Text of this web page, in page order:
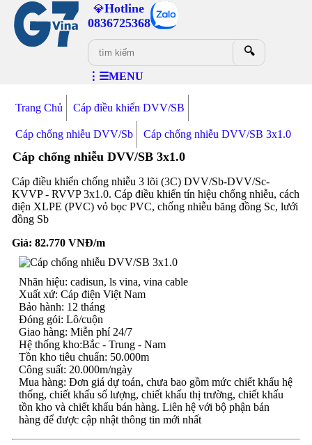
💎Hotline
0836725368
🔍
⋮☰MENU
Trang Chủ Cáp điều khiển DVV/SB
Cáp chống nhiễu DVV/Sb Cáp chống nhiễu DVV/SB 3x1.0
Cáp chống nhiễu DVV/SB 3x1.0
Cáp điều khiển chống nhiễu 3 lõi (3C) DVV/Sb-DVV/Sc-
KVVP - RVVP 3x1.0. Cáp điều khiển tín hiệu chống nhiễu, cách
điện XLPE (PVC) vỏ bọc PVC, chống nhiễu băng đồng Sc, lưới
đồng Sb
Giá: 82.770VNĐ/m
Nhãn hiệu: cadisun, ls vina, vina cable
Xuất xứ: Cáp điện Việt Nam
Bảo hành: 12 tháng
Đóng gói: Lô/cuộn
Giao hàng: Miễn phí 24/7
Hệ thống kho:Bắc - Trung - Nam
Tồn kho tiêu chuẩn: 50.000m
Công suất: 20.000m/ngày
Mua hàng: Đơn giá dự toán, chưa bao gồm mức chiết khấu hệ
thống, chiết khấu số lượng, chiết khấu thị trường, chiết khấu
tồn kho và chiết khấu bán hàng. Liên hệ với bộ phận bán
hàng để được cập nhật thông tin mới nhất